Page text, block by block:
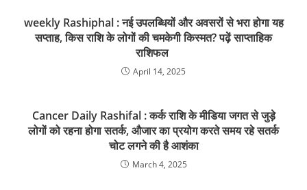
weekly Rashiphal : नई उपलब्धियों और अवसरों से भरा होगा यह
सप्ताह, किस राशि के लोगों की चमकेगी किस्मत? पढ़ें साप्ताहिक
राशिफल
April 14, 2025
Cancer Daily Rashifal : कर्क राशि के मीडिया जगत से जुड़े
लोगों को रहना होगा सतर्क, औजार का प्रयोग करते समय रहे सतर्क
चोट लगने की है आशंका
March 4, 2025